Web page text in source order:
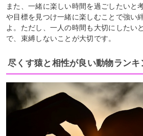
また、一緒に楽しい時間を過ごしたいと
や目標を見つけ一緒に楽しむことで強い
よ。ただし、一人の時間も大切にしたい
で、束縛しないことが大切です。
尽くす猿と相性が良い動物ランキ